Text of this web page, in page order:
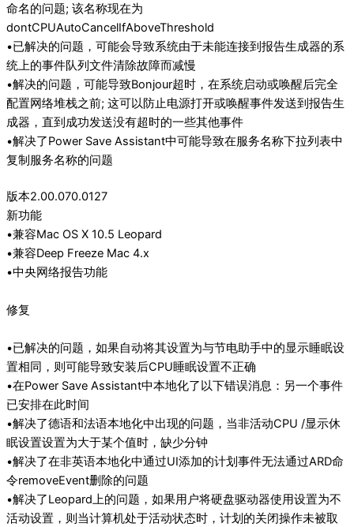
命名的问题; 该名称现在为
dontCPUAutoCancelIfAboveThreshold
•已解决的问题，可能会导致系统由于未能连接到报告生成器的系
统上的事件队列文件清除故障而减慢
•解决的问题，可能导致Bonjour超时，在系统启动或唤醒后完全
配置网络堆栈之前; 这可以防止电源打开或唤醒事件发送到报告生
成器，直到成功发送没有超时的一些其他事件
•解决了Power Save Assistant中可能导致在服务名称下拉列表中
复制服务名称的问题
版本2.00.070.0127
新功能
•兼容Mac OS X 10.5 Leopard
•兼容Deep Freeze Mac 4.x
•中央网络报告功能
修复
•已解决的问题，如果自动将其设置为与节电助手中的显示睡眠设
置相同，则可能导致安装后CPU睡眠设置不正确
•在Power Save Assistant中本地化了以下错误消息：另一个事件
已安排在此时间
•解决了德语和法语本地化中出现的问题，当非活动CPU /显示休
眠设置设置为大于某个值时，缺少分钟
•解决了在非英语本地化中通过UI添加的计划事件无法通过ARD命
令removeEvent删除的问题
•解决了Leopard上的问题，如果用户将硬盘驱动器使用设置为不
活动设置，则当计算机处于活动状态时，计划的关闭操作未被取